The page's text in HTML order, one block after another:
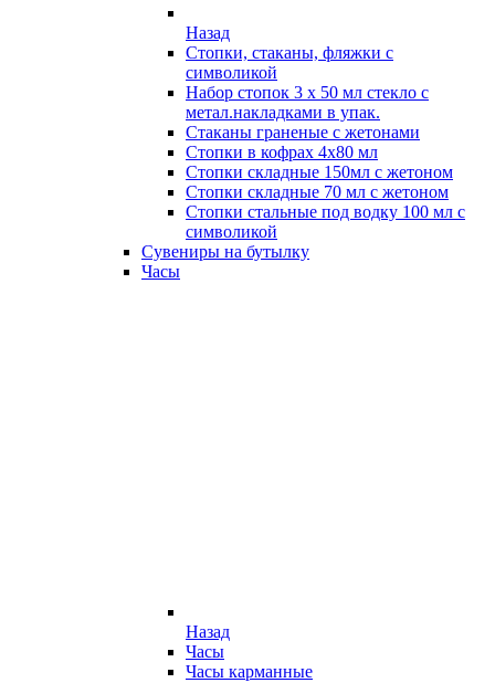
Назад
Стопки, стаканы, фляжки с
символикой
Набор стопок 3 х 50 мл стекло с
метал.накладками в упак.
Стаканы граненые с жетонами
Стопки в кофрах 4х80 мл
Стопки складные 150мл с жетоном
Стопки складные 70 мл с жетоном
Стопки стальные под водку 100 мл с
символикой
Сувениры на бутылку
Часы
Назад
Часы
Часы карманные